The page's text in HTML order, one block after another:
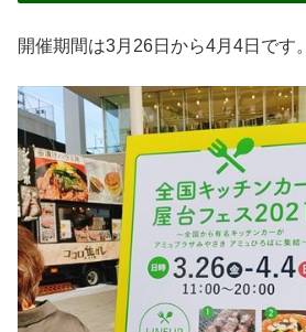
開催期間は3月26日から4月4日です。